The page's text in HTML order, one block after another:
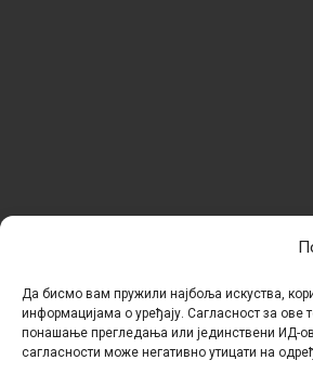
Да бисмо вам пружили најбоља искуства,
информацијама о уређају. Сагласност за ове
понашање прегледања или јединствени ИД-
сагласности може негативно утицати на